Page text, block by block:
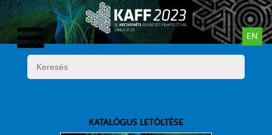
EN
KATALÓGUS LETÖLTÉSE